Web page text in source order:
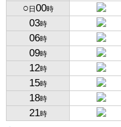
○ 日 00時
03時
06時
09時
12時
15時
18時
21時